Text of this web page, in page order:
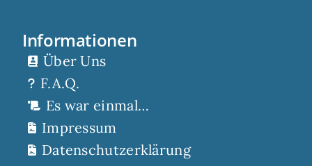
Informationen
Über Uns
F.A.Q.
Es war einmal…
Impressum
Datenschutzerklärung